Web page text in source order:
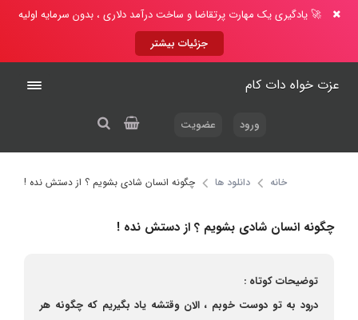
🚀 یادگیری یک مهارت پرتقاضا و ساخت درآمد دلاری ، بدون سرمایه اولیه
جزئیات بیشتر
عزت خواه دات کام
ورود عضویت
خانه دانلود ها چگونه انسان شادی بشویم ؟ از دستش نده !
چگونه انسان شادی بشویم ؟ از دستش نده !
توضیحات کوتاه :
درود به تو دوست خوبم ، الان وقتشه یاد بگیریم که چگونه هر